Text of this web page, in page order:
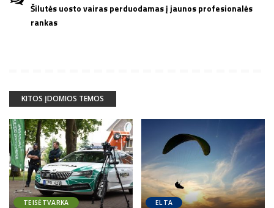
Šilutės uosto vairas perduodamas į jaunos profesionalės
rankas
KITOS ĮDOMIOS TEMOS
TEISĖTVARKA ELTA